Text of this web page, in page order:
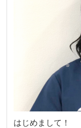
はじめまして！